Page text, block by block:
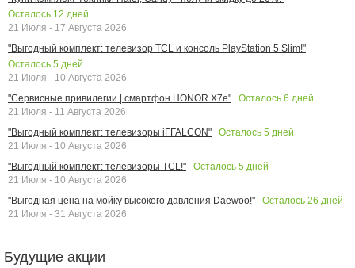
Осталось 12 дней
21 Июля - 17 Августа 2026
"Выгодный комплект: телевизор TCL и консоль PlayStation 5 Slim!"
Осталось 5 дней
21 Июля - 10 Августа 2026
"Сервисные привилегии | смартфон HONOR X7e"
Осталось 6 дней
21 Июля - 11 Августа 2026
"Выгодный комплект: телевизоры iFFALCON"
Осталось 5 дней
21 Июля - 10 Августа 2026
"Выгодный комплект: телевизоры TCL!"
Осталось 5 дней
21 Июля - 10 Августа 2026
"Выгодная цена на мойку высокого давления Daewoo!"
Осталось 26 дней
21 Июля - 31 Августа 2026
Будущие акции